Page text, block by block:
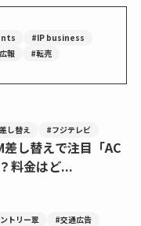
#IP business
報 #転売
し替え #フジテレビ
し替えで注目「AC
料金はど...
トリー翠 #交通広告